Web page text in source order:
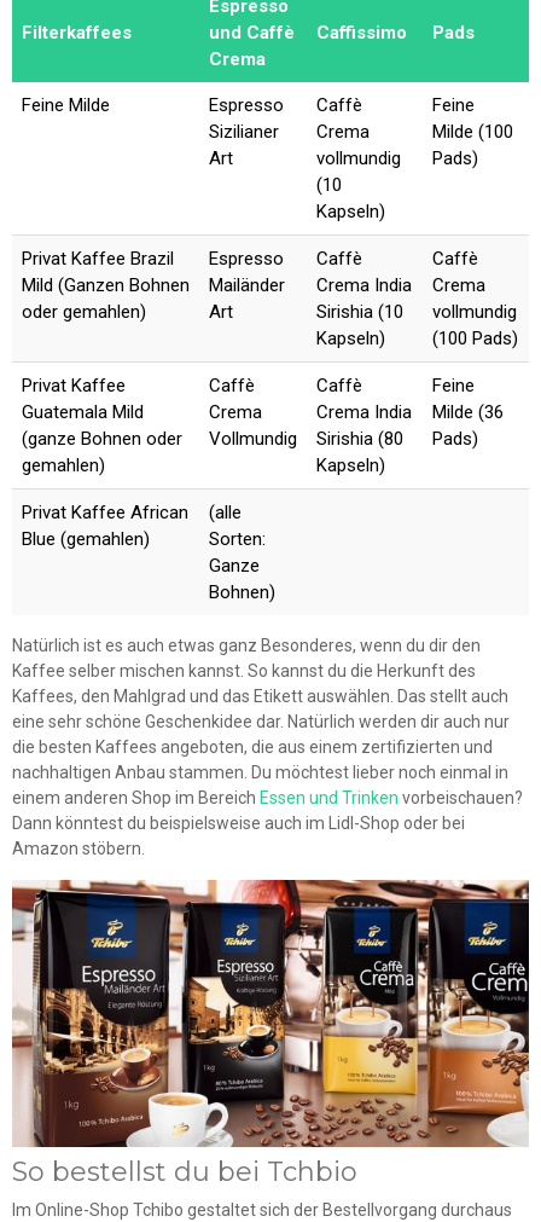
Filterkaffees
Espresso
und Caffè
Crema
Caffissimo Pads
Feine Milde
Espresso
Sizilianer
Art
Caffè
Crema
vollmundig
(10
Kapseln)
Feine
Milde (100
Pads)
Privat Kaffee Brazil
Mild (Ganzen Bohnen
oder gemahlen)
Espresso
Mailänder
Art
Caffè
Crema India
Sirishia (10
Kapseln)
Caffè
Crema
vollmundig
(100 Pads)
Privat Kaffee
Guatemala Mild
(ganze Bohnen oder
gemahlen)
Caffè
Crema
Vollmundig
Caffè
Crema India
Sirishia (80
Kapseln)
Feine
Milde (36
Pads)
Privat Kaffee African
Blue (gemahlen)
(alle
Sorten:
Ganze
Bohnen)
Natürlich ist es auch etwas ganz Besonderes, wenn du dir den
Kaffee selber mischen kannst. So kannst du die Herkunft des
Kaffees, den Mahlgrad und das Etikett auswählen. Das stellt auch
eine sehr schöne Geschenkidee dar. Natürlich werden dir auch nur
die besten Kaffees angeboten, die aus einem zertifizierten und
nachhaltigen Anbau stammen. Du möchtest lieber noch einmal in
einem anderen Shop im Bereich Essen und Trinken vorbeischauen?
Dann könntest du beispielsweise auch im Lidl-Shop oder bei
Amazon stöbern.
So bestellst du bei Tchbio
Im Online-Shop Tchibo gestaltet sich der Bestellvorgang durchaus